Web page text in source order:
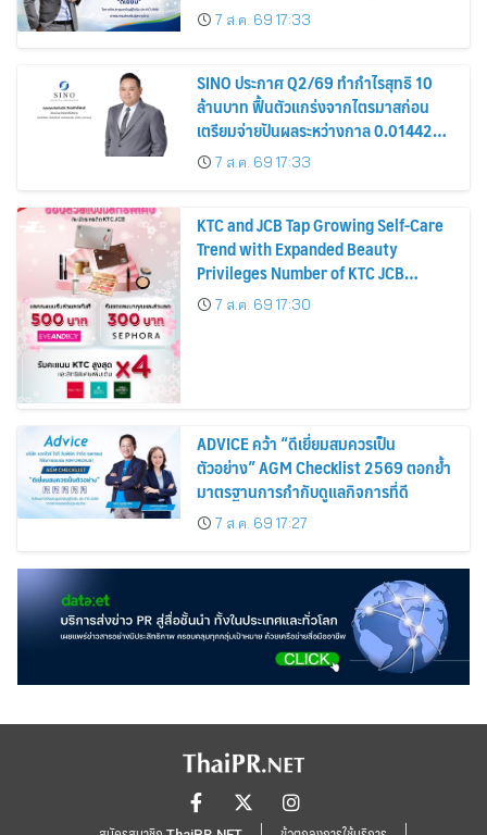
รมาภิบาล โปร่งใส สร้างความเชื่อมั่นผู้ถือ
หุ้น
7 ส.ค. 69 17:33
SINO ประกาศ Q2/69 ทำกำไรสุทธิ 10
ล้านบาท ฟื้นตัวแกร่งจากไตรมาสก่อน
เตรียมจ่ายปันผลระหว่างกาล 0.014423
บาทต่อหุ้น ครึ่งปีหลังมุ่งเติบโตต่อเนื่อง
7 ส.ค. 69 17:33
KTC and JCB Tap Growing Self-Care
Trend with Expanded Beauty
Privileges Number of KTC JCB
Cardmembers Spending on
Cosmetics Rises 26%
7 ส.ค. 69 17:30
ADVICE คว้า “ดีเยี่ยมสมควรเป็น
ตัวอย่าง” AGM Checklist 2569 ตอกย้ำ
มาตรฐานการกำกับดูแลกิจการที่ดี
7 ส.ค. 69 17:27